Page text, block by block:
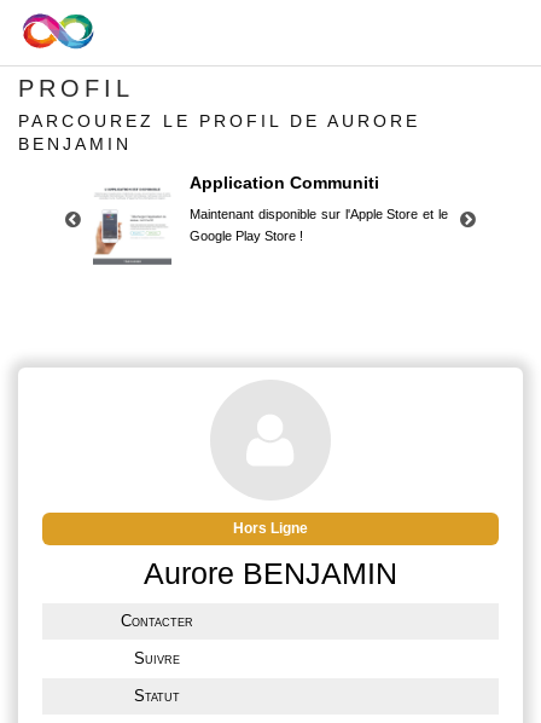
PROFIL
PARCOUREZ LE PROFIL DE AURORE
BENJAMIN
Application Communiti
Maintenant disponible sur l'Apple Store et le
Google Play Store !
Google Play Store !
Hors Ligne
Aurore BENJAMIN
Contacter
Suivre
Statut